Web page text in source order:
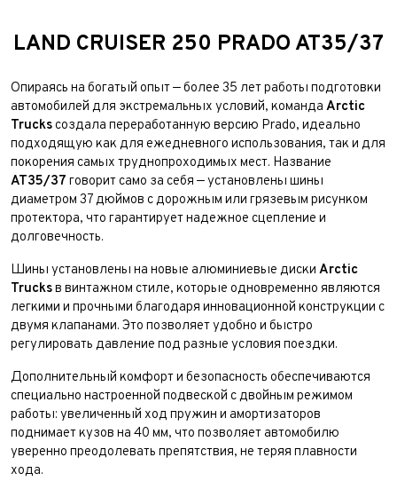
LAND CRUISER 250 PRADO AT35/37
Опираясь на богатый опыт — более 35 лет работы подготовки
автомобилей для экстремальных условий, команда Arctic
Trucks создала переработанную версию Prado, идеально
подходящую как для ежедневного использования, так и для
покорения самых труднопроходимых мест. Название
AT35/37 говорит само за себя — установлены шины
диаметром 37 дюймов с дорожным или грязевым рисунком
протектора, что гарантирует надежное сцепление и
долговечность.
Шины установлены на новые алюминиевые диски Arctic
Trucksв винтажном стиле, которые одновременно являются
легкими и прочными благодаря инновационной конструкции с
двумя клапанами. Это позволяет удобно и быстро
регулировать давление под разные условия поездки.
Дополнительный комфорт и безопасность обеспечиваются
специально настроенной подвеской с двойным режимом
работы: увеличенный ход пружин и амортизаторов
поднимает кузов на 40 мм, что позволяет автомобилю
уверенно преодолевать препятствия, не теряя плавности
хода.
Обратная связь
Выкуп авто
ФИО*